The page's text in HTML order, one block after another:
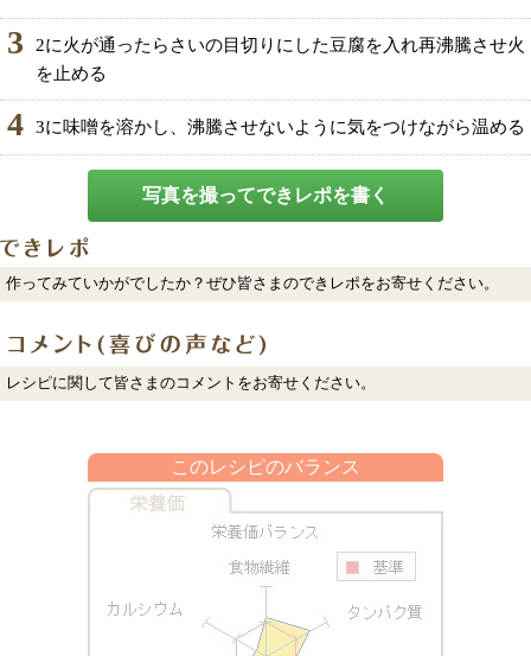
3
2に火が通ったらさいの目切りにした豆腐を入れ再沸騰させ火
を止める
4 3に味噌を溶かし、沸騰させないように気をつけながら温める
写真を撮ってできレポを書く
作ってみていかがでしたか？ぜひ皆さまのできレポをお寄せください。
レシピに関して皆さまのコメントをお寄せください。
このレシピのバランス